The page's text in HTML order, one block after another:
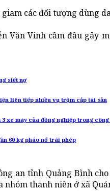
các đối tượng dùng
Văn Vinh cầm đầu gây
siết nợ
liên tiếp nhiều vụ trộm cắp tài sản
xe máy của đồng nghiệp trong
60 kg pháo nổ trái phép
an tỉnh Quảng Bình
thanh niên ở xã